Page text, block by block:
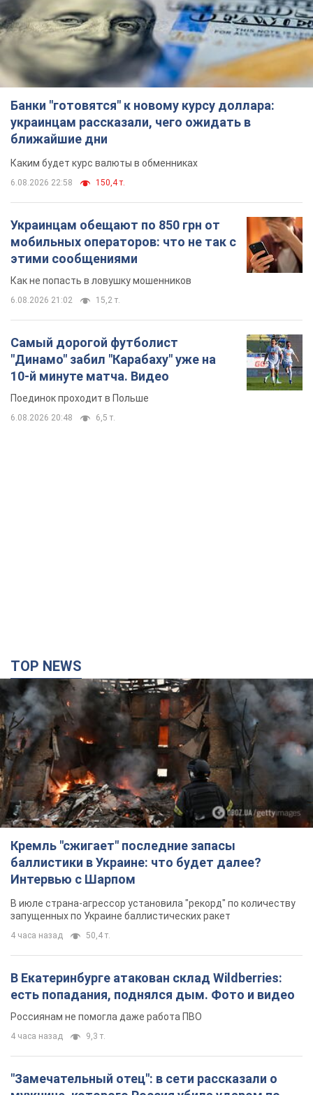
Украинцам обещают по 850 грн от
мобильных операторов: что не так с
этими сообщениями
Как не попасть в ловушку мошенников
6.08.2026 21:02 15,2 т.
Самый дорогой футболист
"Динамо" забил "Карабаху" уже на
10-й минуте матча. Видео
Поединок проходит в Польше
6.08.2026 20:48 6,5 т.
баллистики в Украине: что будет далее?
Интервью с Шарпом
В июле страна-агрессор установила "рекорд" по количеству
запущенных по Украине баллистических ракет
4 часа назад 50,4 т.
В Екатеринбурге атакован склад Wildberries:
есть попадания, поднялся дым. Фото и видео
Россиянам не помогла даже работа ПВО
4 часа назад 9,3 т.
"Замечательный отец": в сети рассказали о
мужчине, которого Россия убила ударом по
Броварам. Фото
Мужчину вспоминают как профессионала своего дела